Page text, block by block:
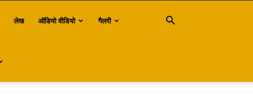
लेख ऑडियो वीडियो गैलरी